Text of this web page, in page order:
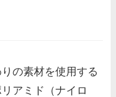
の素材を使用する
アミド（ナイロ